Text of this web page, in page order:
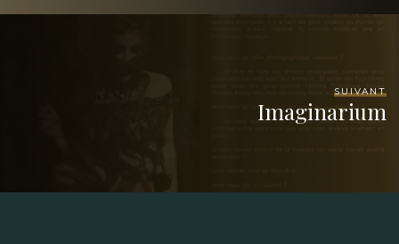
SUIVANT
Imaginarium